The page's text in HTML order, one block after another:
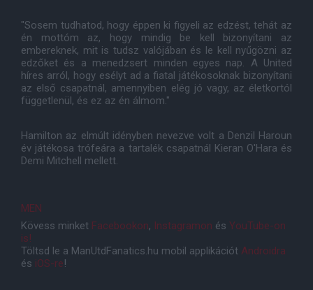
"Sosem tudhatod, hogy éppen ki figyeli az edzést, tehát az
én mottóm az, hogy mindig be kell bizonyítani az
embereknek, mit is tudsz valójában és le kell nyűgözni az
edzőket és a menedzsert minden egyes nap. A United
híres arról, hogy esélyt ad a fiatal játékosoknak bizonyítani
az első csapatnál, amennyiben elég jó vagy, az életkortól
függetlenül, és ez az én álmom."
Hamilton az elmúlt idényben nevezve volt a Denzil Haroun
év játékosa trófeára a tartalék csapatnál Kieran O'Hara és
Demi Mitchell mellett.
MEN
Kövess minket Facebookon, Instagramon és YouTube-on
is!
Töltsd le a ManUtdFanatics.hu mobil applikációt Androidra
és iOS-re!